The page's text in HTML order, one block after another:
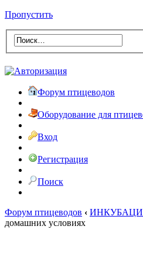
Пропустить
Форум птицеводов
Оборудование для
Вход
Регистрация
Поиск
Форум птицеводов ‹
домашних условиях